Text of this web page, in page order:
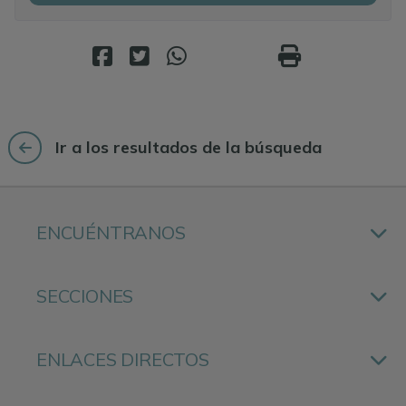
mejora se prevé que reduzca los costes de
electricidad hasta en un 50%.
Highlights
Pista de tenis.
Certificado de legalización completo previsto.
Ibiza
Ir a los resultados de la búsqueda
ENCUÉNTRANOS
SECCIONES
ENLACES DIRECTOS